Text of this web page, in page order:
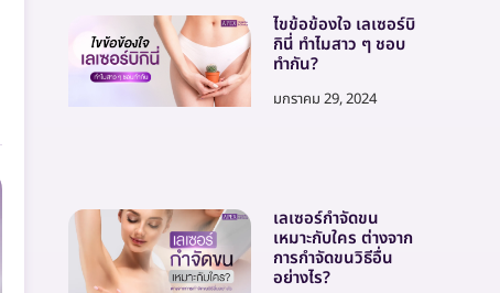
ไขข้อข้องใจ เลเซอร์บิ
กินี่ ทำไมสาว ๆ ชอบ
ทำกัน?
มกราคม 29, 2024
เลเซอร์กำจัดขน
เหมาะกับใคร ต่างจาก
การกำจัดขนวิธีอื่น
อย่างไร?